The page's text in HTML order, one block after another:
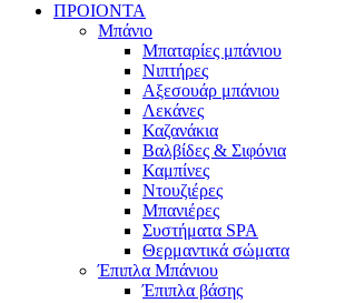
ΠΡΟΙΟΝΤΑ
Μπάνιο
Μπαταρίες μπάνιου
Νιπτήρες
Αξεσουάρ μπάνιου
Λεκάνες
Καζανάκια
Βαλβίδες & Σιφόνια
Καμπίνες
Ντουζιέρες
Μπανιέρες
Συστήματα SPA
Θερμαντικά σώματα
Έπιπλα Μπάνιου
Έπιπλα βάσης